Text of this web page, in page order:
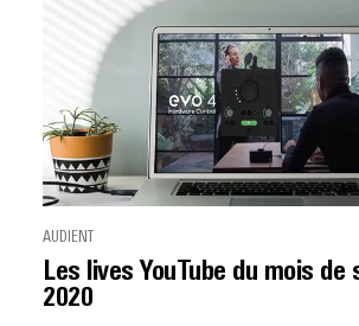
AUDIENT
Les lives YouTube du mois de
2020